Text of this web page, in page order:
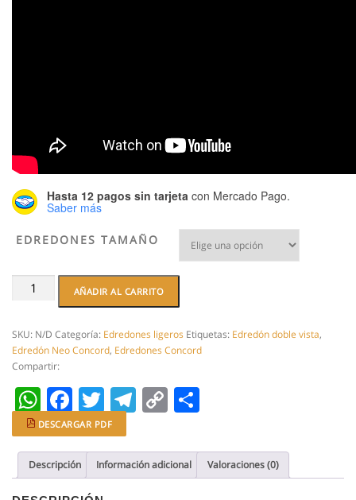
Hasta 12 pagos sin tarjeta con Mercado Pago.
Saber más
EDREDONES TAMAÑO
Edredon
Edredon
ligero
capitonado
hilo)
cantidad
AÑADIR AL CARRITO
SKU: N/D Categoría: Edredones ligeros Etiquetas: Edredón doble vista,
Edredón Neo Concord, Edredones Concord
Compartir:
WhatsApp
Facebook
Twitter
Telegram
Copy
DESCARGAR PDF
Descripción Información adicional Valoraciones (0)